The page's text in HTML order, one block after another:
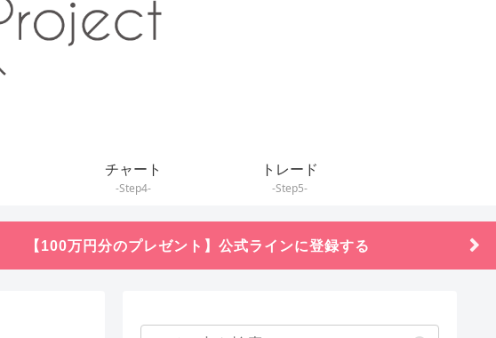
チャート
-Step4-
トレード
-Step5-
【100万円分のプレゼント】公式ラインに登録する